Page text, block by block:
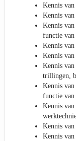
Kennis
Kennis van
Kennis
functie van
Kennis van
Kennis
Kennis
trillingen,
Kennis
functie van
Kennis
Kennis
Kennis van